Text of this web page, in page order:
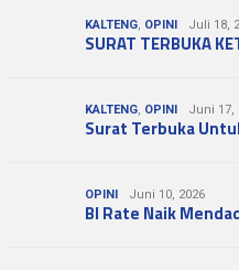
KALTENG OPINI Juli 18,
SURAT TERBUKA
KALTENG OPINI Juni 17,
Surat Terbuka
OPINI Juni 10, 2026
BI Rate Naik